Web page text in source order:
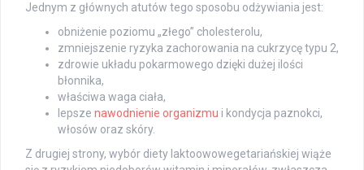
Jednym z głównych atutów tego sposobu odżywiania jest:
obniżenie poziomu „złego” cholesterolu,
zmniejszenie ryzyka zachorowania na cukrzycę typu 2,
zdrowie układu pokarmowego dzięki dużej ilości
błonnika,
właściwa waga ciała,
lepsze nawodnienie organizmu i kondycja paznokci,
włosów oraz skóry.
Z drugiej strony, wybór diety laktoowowegetariańskiej wiąże